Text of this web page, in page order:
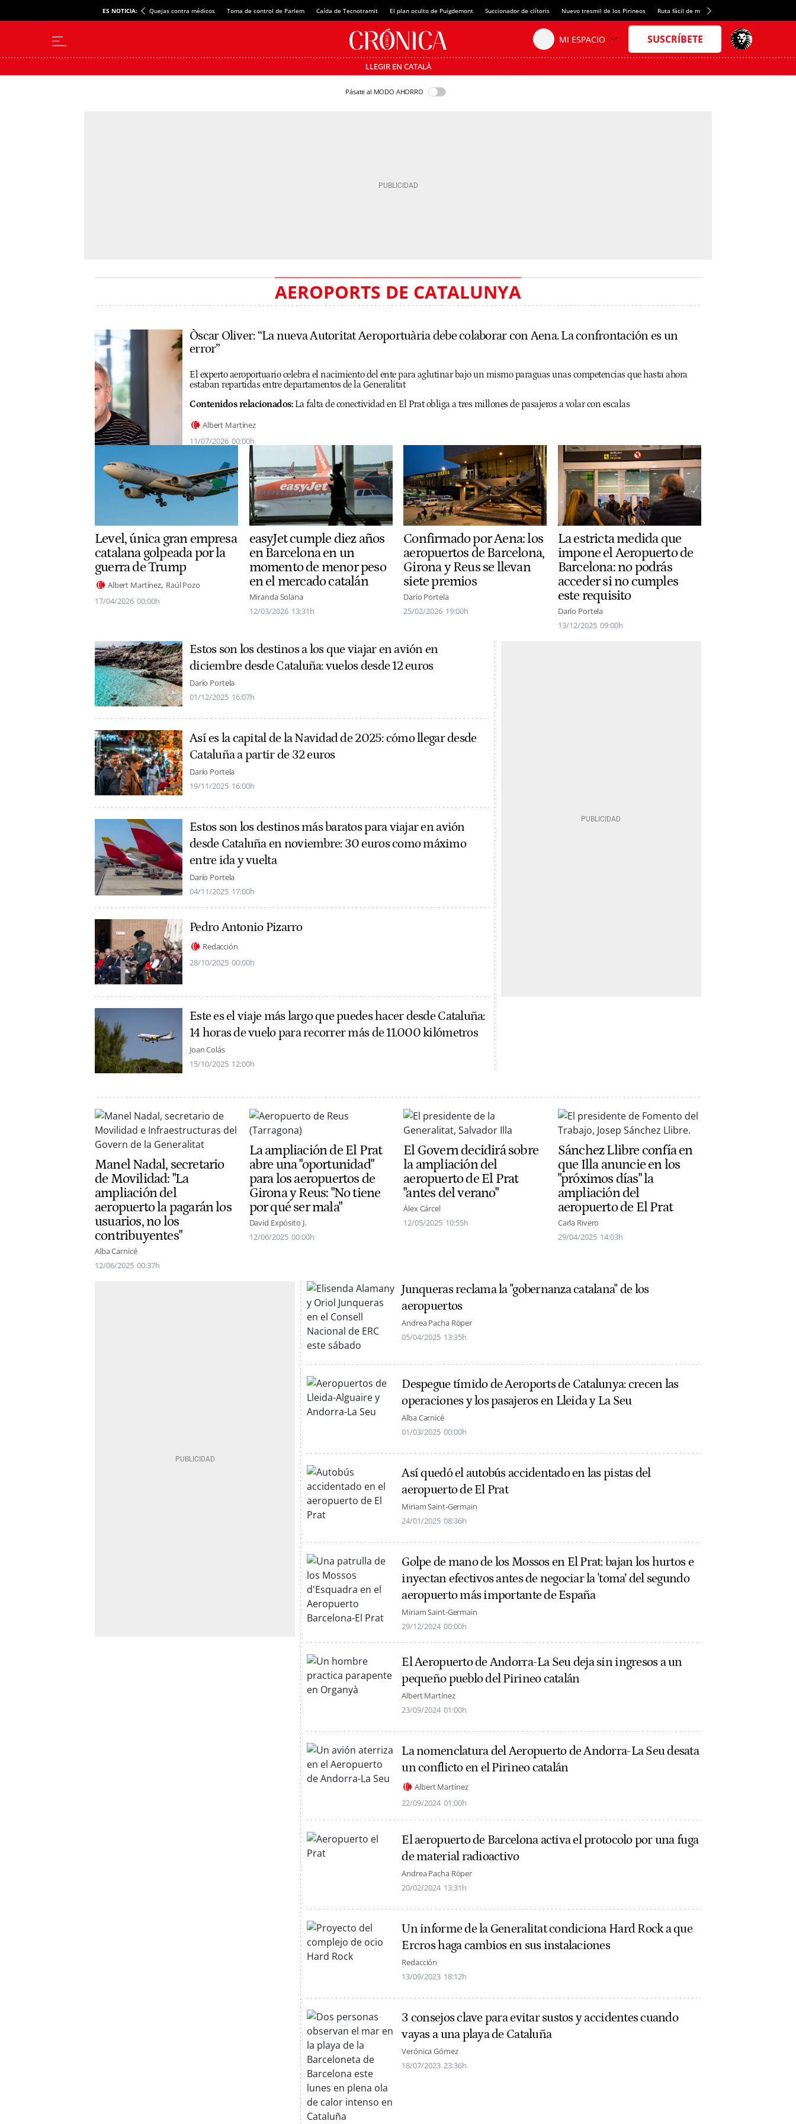
ES NOTICIA: Quejas contra médicos Toma de control de Parlem Caída de Tecnotramit El plan oculto de Puigdemont Succionador de clítoris Nuevo tresmil de los Pirineos Ruta fácil de montaña
LLEGIR EN CATALÀ
Pásate al MODO AHORRO
AEROPORTS DE CATALUNYA
Òscar Oliver: “La nueva Autoritat Aeroportuària debe colaborar con Aena. La confrontación es un
error”
El experto aeroportuario celebra el nacimiento del ente para aglutinar bajo un mismo paraguas unas competencias que hasta ahora
estaban repartidas entre departamentos de la Generalitat
Contenidos relacionados: La falta de conectividad en El Prat obliga a tres millones de pasajeros a volar con escalas
Albert Martínez
11/07/2026 00:00h
Level, única gran empresa
catalana golpeada por la
guerra de Trump
Albert Martínez Raúl Pozo
17/04/2026 00:00h
easyJet cumple diez años
en Barcelona en un
momento de menor peso
en el mercado catalán
Miranda Solana
12/03/2026 13:31h
Confirmado por Aena: los
aeropuertos de Barcelona,
Girona y Reus se llevan
siete premios
Darío Portela
25/02/2026 19:00h
La estricta medida que
impone el Aeropuerto de
Barcelona: no podrás
acceder si no cumples
este requisito
Darío Portela
13/12/2025 09:00h
Estos son los destinos a los que viajar en avión en
diciembre desde Cataluña: vuelos desde 12 euros
Darío Portela
01/12/2025 16:07h
Así es la capital de la Navidad de 2025: cómo llegar desde
Cataluña a partir de 32 euros
Darío Portela
19/11/2025 16:00h
Estos son los destinos más baratos para viajar en avión
desde Cataluña en noviembre: 30 euros como máximo
entre ida y vuelta
Darío Portela
04/11/2025 17:00h
Pedro Antonio Pizarro
Redacción
28/10/2025 00:00h
Este es el viaje más largo que puedes hacer desde Cataluña:
14 horas de vuelo para recorrer más de 11.000 kilómetros
Joan Colás
15/10/2025 12:00h
Manel Nadal, secretario
de Movilidad: "La
ampliación del
aeropuerto la pagarán los
usuarios, no los
contribuyentes"
Alba Carnicé
12/06/2025 00:37h
La ampliación de El Prat
abre una "oportunidad"
para los aeropuertos de
Girona y Reus: "No tiene
por qué ser mala"
David Expósito J.
12/06/2025 00:00h
El Govern decidirá sobre
la ampliación del
aeropuerto de El Prat
"antes del verano"
Àlex Cárcel
12/05/2025 10:55h
Sánchez Llibre confía en
que Illa anuncie en los
"próximos días" la
ampliación del
aeropuerto de El Prat
Carla Rivero
29/04/2025 14:03h
Junqueras reclama la "gobernanza catalana" de los
aeropuertos
Andrea Pacha Röper
05/04/2025 13:35h
Despegue tímido de Aeroports de Catalunya: crecen las
operaciones y los pasajeros en Lleida y La Seu
Alba Carnicé
01/03/2025 00:00h
Así quedó el autobús accidentado en las pistas del
aeropuerto de El Prat
Miriam Saint-Germain
24/01/2025 08:36h
Golpe de mano de los Mossos en El Prat: bajan los hurtos e
inyectan efectivos antes de negociar la 'toma’ del segundo
aeropuerto más importante de España
Miriam Saint-Germain
29/12/2024 00:00h
El Aeropuerto de Andorra-La Seu deja sin ingresos a un
pequeño pueblo del Pirineo catalán
Albert Martínez
23/09/2024 01:00h
La nomenclatura del Aeropuerto de Andorra-La Seu desata
un conflicto en el Pirineo catalán
Albert Martínez
22/09/2024 01:00h
El aeropuerto de Barcelona activa el protocolo por una fuga
de material radioactivo
Andrea Pacha Röper
20/02/2024 13:31h
Un informe de la Generalitat condiciona Hard Rock a que
Ercros haga cambios en sus instalaciones
Redacción
13/09/2023 18:12h
3 consejos clave para evitar sustos y accidentes cuando
vayas a una playa de Cataluña
Verónica Gómez
18/07/2023 23:36h